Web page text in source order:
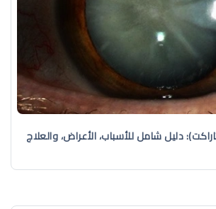
دليل شامل للأسباب، الأعراض، والعلاج